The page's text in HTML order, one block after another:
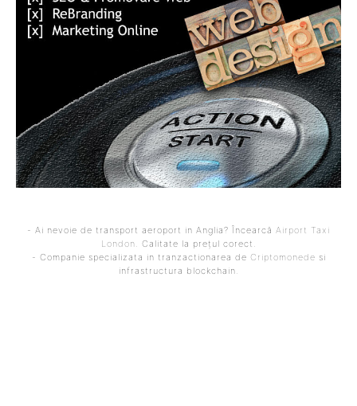
- Ai nevoie de transport aeroport in Anglia? Încearcă Airport Taxi
London . Calitate la prețul corect.
- Companie specializata in tranzactionarea de Criptomonede si
infrastructura blockchain.